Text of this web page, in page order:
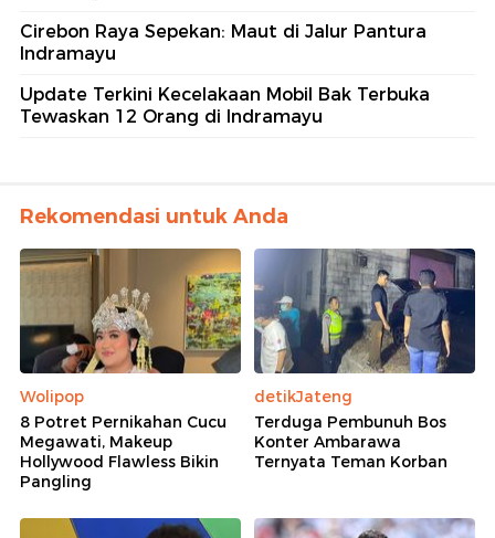
Cirebon Raya Sepekan: Maut di Jalur Pantura
Indramayu
Update Terkini Kecelakaan Mobil Bak Terbuka
Tewaskan 12 Orang di Indramayu
Rekomendasi untuk Anda
Wolipop
8 Potret Pernikahan Cucu
Megawati, Makeup
Hollywood Flawless Bikin
Pangling
detikJateng
Terduga Pembunuh Bos
Konter Ambarawa
Ternyata Teman Korban